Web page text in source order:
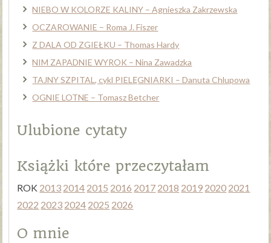
NIEBO W KOLORZE KALINY – Agnieszka Zakrzewska
OCZAROWANIE – Roma J. Fiszer
Z DALA OD ZGIEŁKU – Thomas Hardy
NIM ZAPADNIE WYROK – Nina Zawadzka
TAJNY SZPITAL, cykl PIELĘGNIARKI – Danuta Chlupowa
OGNIE LOTNE – Tomasz Betcher
Ulubione cytaty
Książki które przeczytałam
ROK 2013 2014 2015 2016 2017 2018 2019 2020 2021
2022 2023 2024 2025 2026
O mnie